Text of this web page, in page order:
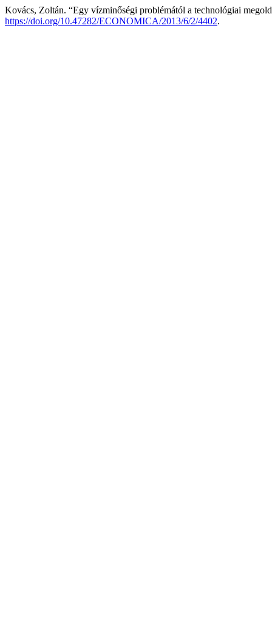
Kovács, Zoltán. “Egy vízminőségi problémától a technológiai
https://doi.org/10.47282/ECONOMICA/2013/6/2/4402.